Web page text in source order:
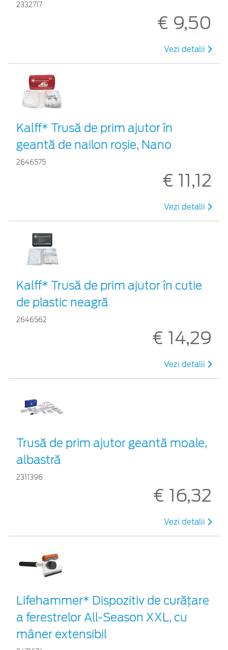
2332717
€ 9,50
Vezi detalii
Kalff* Trusă de prim ajutor în
geantă de nailon roșie, Nano
2646575
€ 11,12
Vezi detalii
Kalff* Trusă de prim ajutor în cutie
de plastic neagră
2646562
€ 14,29
Vezi detalii
Trusă de prim ajutor geantă moale,
albastră
2311396
€ 16,32
Vezi detalii
Lifehammer* Dispozitiv de curățare
a ferestrelor All-Season XXL, cu
mâner extensibil